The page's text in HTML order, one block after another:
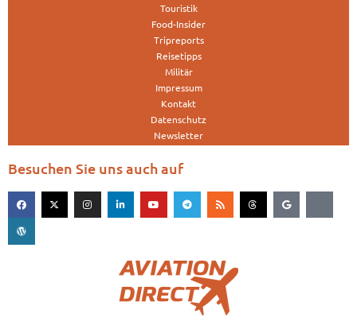
Touristik
Food-Insider
Tripreports
Reisetipps
Militär
Impressum
Kontakt
Datenschutz
Newsletter
Besuchen Sie uns auch auf